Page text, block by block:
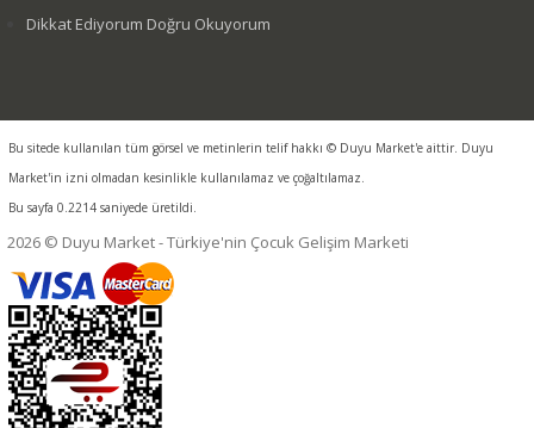
Dikkat Ediyorum Doğru Okuyorum
Bu sitede kullanılan tüm görsel ve metinlerin telif hakkı © Duyu Market'e aittir. Duyu
Market'in izni olmadan kesinlikle kullanılamaz ve çoğaltılamaz.
Bu sayfa 0.2214 saniyede üretildi.
2026 © Duyu Market - Türkiye'nin Çocuk Gelişim Marketi